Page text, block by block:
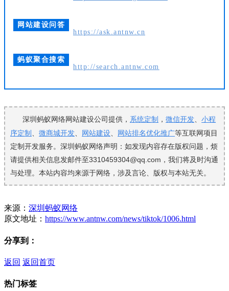
网站建设问答
https://ask.antnw.cn
蚂蚁聚合搜索
http://search.antnw.com
深圳蚂蚁网络网站建设公司提供， 系统定制 ，微信开发、小程
序定制 、微商城开发、 网站建设、 网站排名优化推广等互联网项目
定制开发服务。深圳蚂蚁网络声明：如发现内容存在版权问题，烦
请提供相关信息发邮件至3310459304@qq.com，我们将及时沟通
与处理。本站内容均来源于网络，涉及言论、版权与本站无关。
来源： 深圳蚂蚁网络
原文地址： https://www.antnw.com/news/tiktok/1006.html
分享到：
返回 返回首页
热门标签